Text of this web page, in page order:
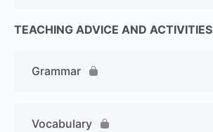
TEACHING ADVICE AND ACTIVITIES
Grammar
Vocabulary